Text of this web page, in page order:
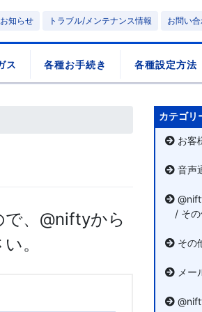
お知らせ トラブル/メンテナンス情報 お問い
ス 各種お手続き 各種設定方法
、@niftyから
。
カテゴリ
お客
音声
/ その
その
メー